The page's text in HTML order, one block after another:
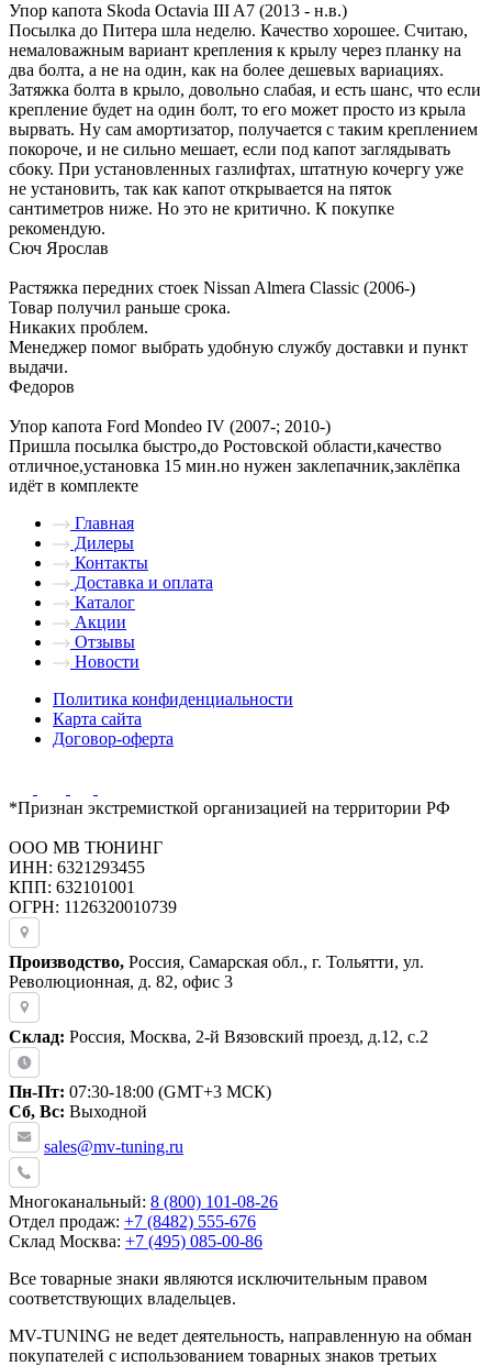
Упор капота Skoda Octavia III A7 (2013 - н.в.)
Посылка до Питера шла неделю. Качество хорошее. Считаю,
немаловажным вариант крепления к крылу через планку на
два болта, а не на один, как на более дешевых вариациях.
Затяжка болта в крыло, довольно слабая, и есть шанс, что если
крепление будет на один болт, то его может просто из крыла
вырвать. Ну сам амортизатор, получается с таким креплением
покороче, и не сильно мешает, если под капот заглядывать
сбоку. При установленных газлифтах, штатную кочергу уже
не установить, так как капот открывается на пяток
сантиметров ниже. Но это не критично. К покупке
рекомендую.
Сюч Ярослав
Растяжка передних стоек Nissan Almera Classic (2006-)
Товар получил раньше срока.
Никаких проблем.
Менеджер помог выбрать удобную службу доставки и пункт
выдачи.
Федоров
Упор капота Ford Mondeo IV (2007-; 2010-)
Пришла посылка быстро,до Ростовской области,качество
отличное,установка 15 мин.но нужен заклепачник,заклёпка
идёт в комплекте
Главная
Дилеры
Контакты
Доставка и оплата
Каталог
Акции
Отзывы
Новости
Политика конфиденциальности
Карта сайта
Договор-оферта
*Признан экстремисткой организацией на территории РФ
ООО МВ ТЮНИНГ
ИНН: 6321293455
КПП: 632101001
ОГРН: 1126320010739
Производство, Россия, Самарская обл., г. Тольятти, ул.
Революционная, д. 82, офис 3
Склад: Россия, Москва, 2-й Вязовский проезд, д.12, с.2
Пн-Пт: 07:30-18:00 (GMT+3 МСК)
Сб, Вс: Выходной
sales@mv-tuning.ru
Многоканальный: 8 (800) 101-08-26
Отдел продаж: +7 (8482) 555-676
Склад Москва: +7 (495) 085-00-86
Все товарные знаки являются исключительным правом
соответствующих владельцев.
MV-TUNING не ведет деятельность, направленную на обман
покупателей с использованием товарных знаков третьих